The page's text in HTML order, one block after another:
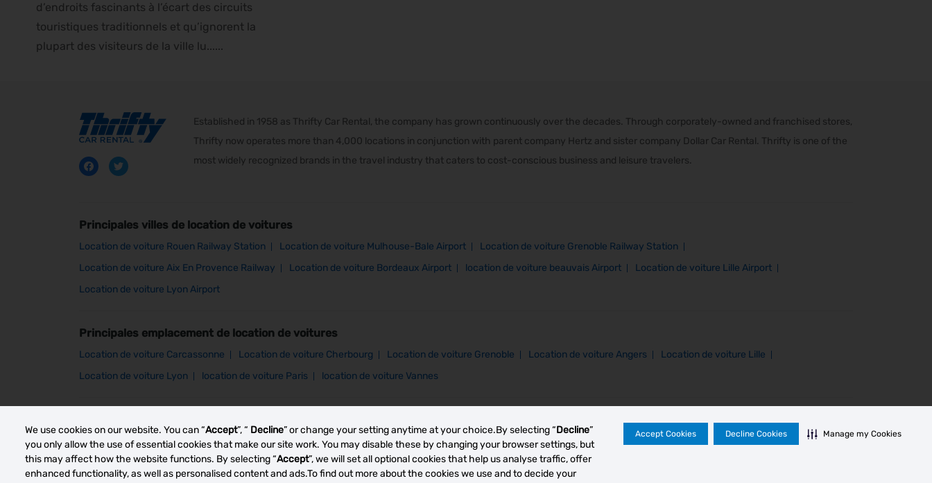
We use cookies on our website. You can “Accept”, “ Decline” or change your setting anytime at your choice.By selecting “Decline”
you only allow the use of essential cookies that make our site work. You may disable these by changing your browser settings, but
this may affect how the website functions. By selecting “Accept”, we will set all optional cookies that help us analyse traffic, offer
enhanced functionality, as well as personalised content and ads.To find out more about the cookies we use and to decide your
Accept Cookies Decline Cookies Manage my Cookies
d’endroits fascinants à l’écart des circuits
touristiques traditionnels et qu’ignorent la
plupart des visiteurs de la ville lu......
Established in 1958 as Thrifty Car Rental, the company has grown continuously over the decades. Through corporately-owned and franchised stores,
Thrifty now operates more than 4,000 locations in conjunction with parent company Hertz and sister company Dollar Car Rental. Thrifty is one of the
most widely recognized brands in the travel industry that caters to cost-conscious business and leisure travelers.
Principales villes de location de voitures
Location de voiture Rouen Railway Station Location de voiture Mulhouse-Bale Airport
Location de voiture Grenoble Railway Station
Location de voiture Aix En Provence Railway
Location de voiture Bordeaux Airport location de voiture beauvais Airport
Location de voiture Lille Airport
Location de voiture Lyon Airport
Principales emplacement de location de voitures
Location de voiture Carcassonne Location de voiture Cherbourg Location de voiture Grenoble Location de voiture Angers
Location de voiture Lille
Location de voiture Lyon
location de voiture Paris location de voiture Vannes